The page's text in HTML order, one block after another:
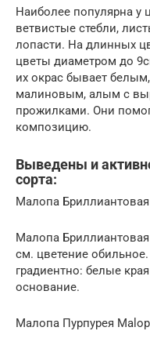
Наиболее популярна
ветвистые стебли,
лопасти. На длинных
цветы диаметром до
их окрас бывает
малиновым, алым с
прожилками. Они
композицию.
Выведены и
сорта:
Малопа
Малопа
см. цветение
градиентно: белые
основание.
Малопа Пурпурея